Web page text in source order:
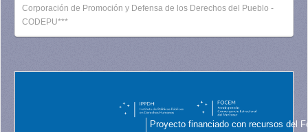
Corporación de Promoción y Defensa de los Derechos del Pueblo -
CODEPU***
Proyecto financiado con recursos del